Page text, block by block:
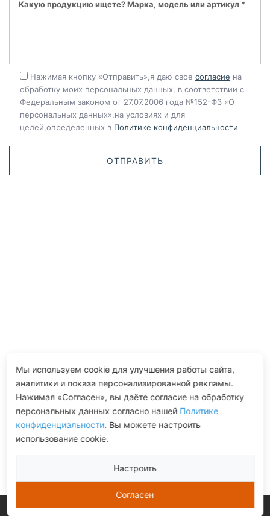
Нажимая кнопку «Отправить»,я даю свое согласие на
обработку моих персональных данных, в соответствии с
Федеральным законом от 27.07.2006 года №152-ФЗ «О
персональных данных»,на условиях и для
целей,определенных в Политике конфиденциальности
Мы используем cookie для улучшения работы сайта,
аналитики и показа персонализированной рекламы.
Нажимая «Согласен», вы даёте согласие на обработку
персональных данных согласно нашей Политике
конфиденциальности. Вы можете настроить
использование cookie.
Настроить
Согласен